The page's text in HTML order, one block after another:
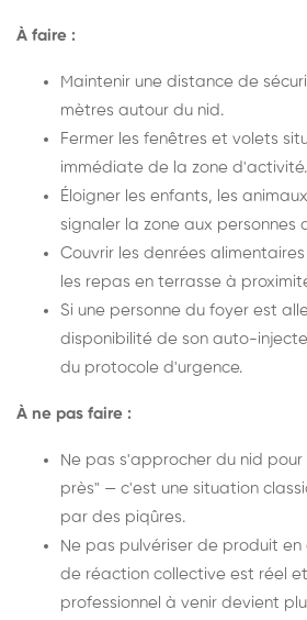
À faire :
Maintenir une distance de
mètres autour du nid.
Fermer les fenêtres et volets
immédiate de la zone d'activité.
Éloigner les enfants, les
signaler la zone aux personnes
Couvrir les denrées
les repas en terrasse à
Si une personne du foyer est
disponibilité de son auto-
du protocole d'urgence.
À ne pas faire :
Ne pas s'approcher du nid
près" — c'est une situation
par des piqûres.
Ne pas pulvériser de produit
de réaction collective est réel
professionnel à venir devient